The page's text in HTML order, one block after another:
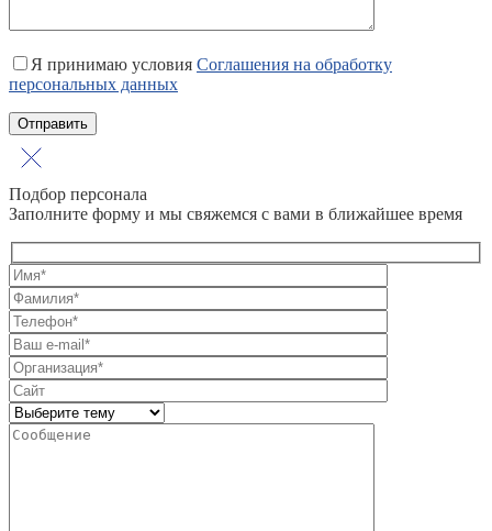
Я принимаю условия Соглашения на обработку
персональных данных
Подбор персонала
Заполните форму и мы свяжемся с вами в ближайшее время